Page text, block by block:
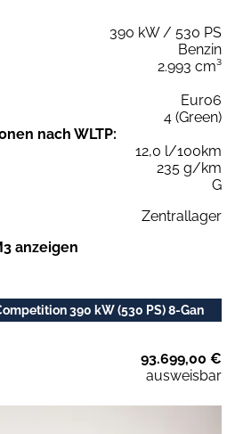
390 kW / 530 PS
Benzin
2.993 cm³
Euro6
4 (Green)
nach WLTP:
12,0 l/100km
235 g/km
G
Zentrallager
anzeigen
390 kW (530 PS) 8-Gan
93.699,00 €
ausweisbar